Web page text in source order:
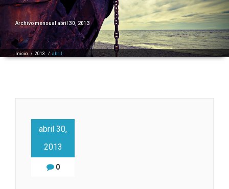
Archivo mensual abril 30, 2013
Inicio / 2013 / abril
abril 30,
2013
0